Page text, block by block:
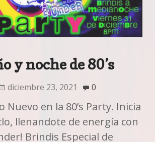
y noche de 80’s
diciembre 23, 2021 0
Nuevo en la 80’s Party. Inicia
llenandote de energía con
Brindis Especial de